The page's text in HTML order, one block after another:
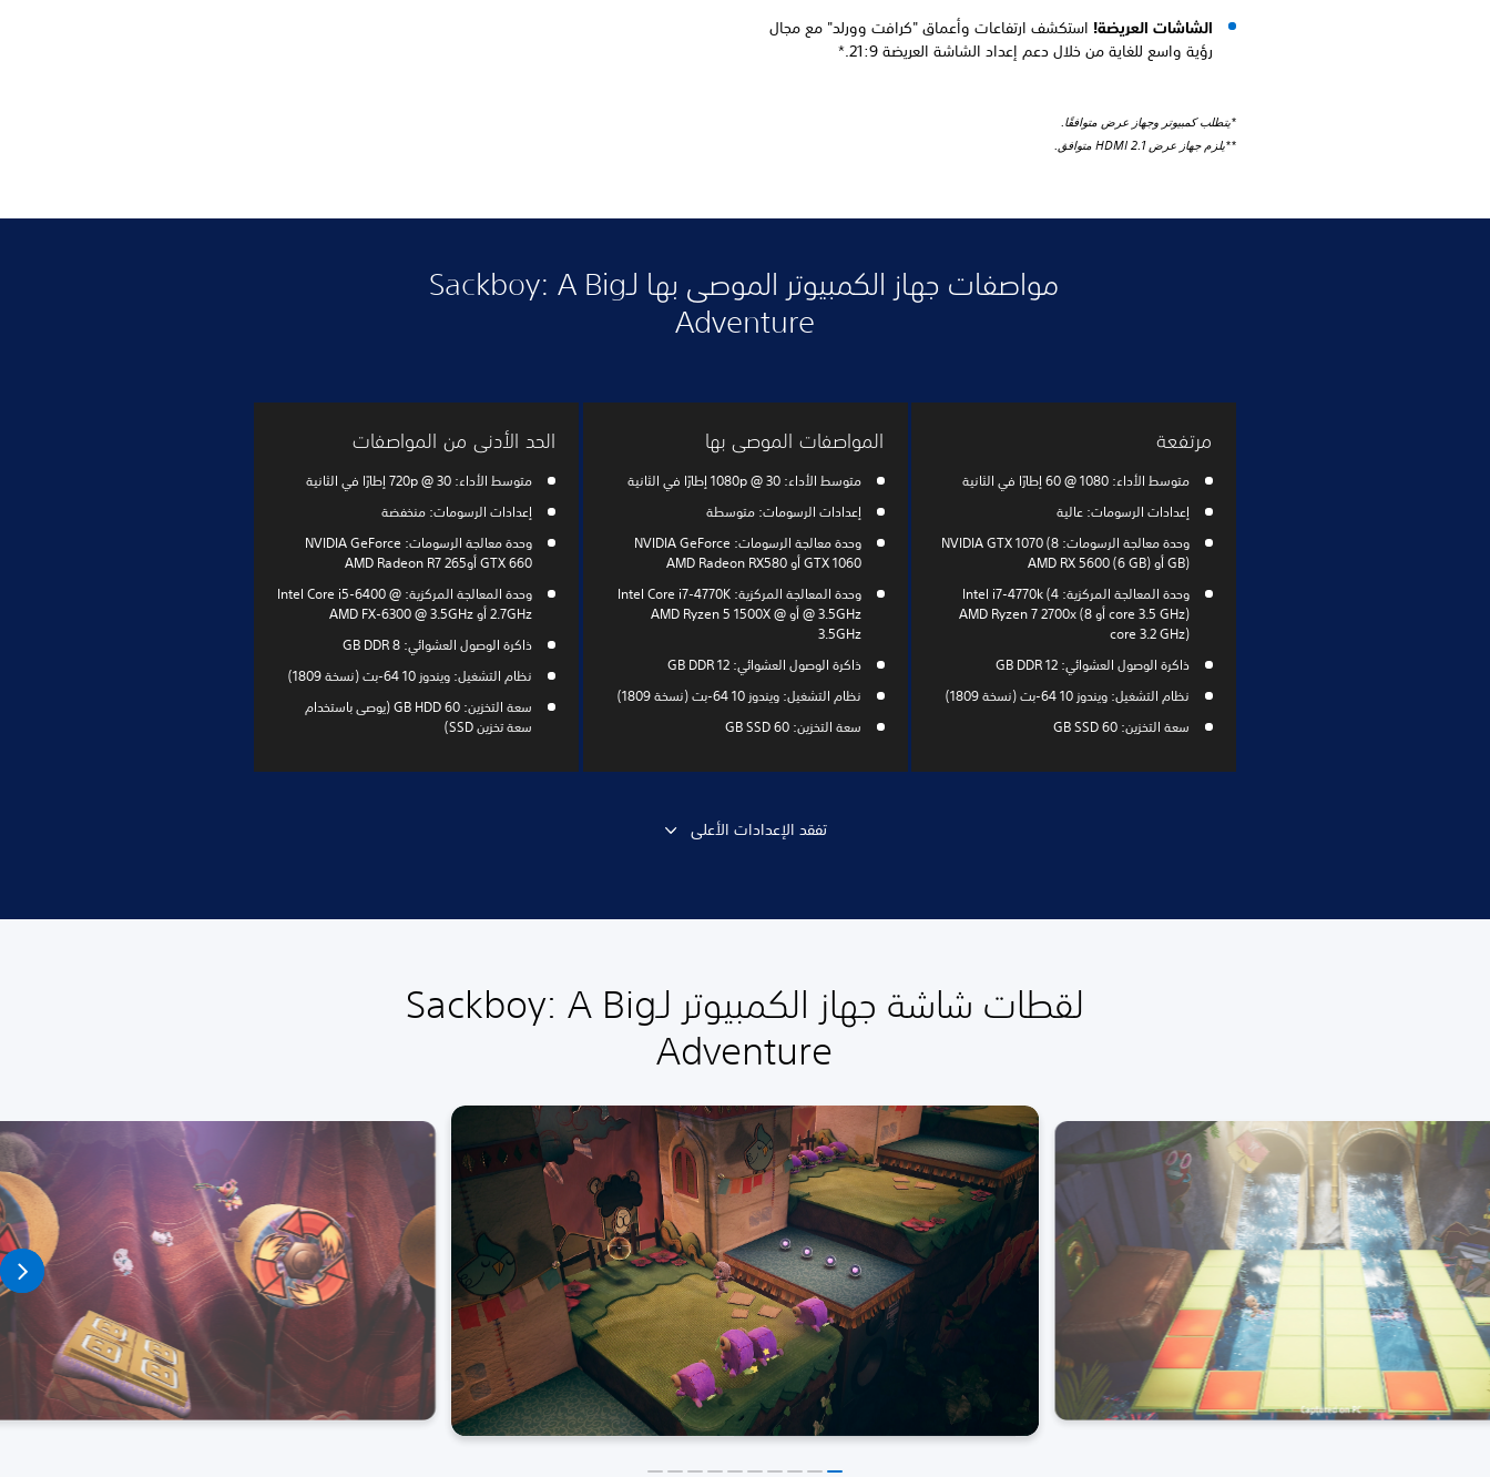
الشاشات العريضة! استكشف ارتفاعات وأعماق "كرافت وورلد" مع مجال
رؤية واسع للغاية من خلال دعم إعداد الشاشة العريضة 21:9.*
*يتطلب كمبيوتر وجهاز عرض متوافقًا.
**يلزم جهاز عرض HDMI 2.1 متوافق.
مواصفات جهاز الكمبيوتر الموصى بها لـSackboy: A Big
Adventure
الحد الأدنى من المواصفات
متوسط الأداء: 720p @ 30 إطارًا في الثانية
إعدادات الرسومات: منخفضة
وحدة معالجة الرسومات: NVIDIA GeForce
GTX 660 أوAMD Radeon R7 265
وحدة المعالجة المركزية: Intel Core i5-6400 @
2.7GHz أو AMD FX-6300 @ 3.5GHz
ذاكرة الوصول العشوائي: 8 GB DDR
نظام التشغيل: ويندوز 10 64-بت (نسخة 1809)
سعة التخزين: 60 GB HDD (يوصى باستخدام
سعة تخزين SSD)
المواصفات الموصى بها
متوسط الأداء: 1080p @ 30 إطارًا في الثانية
إعدادات الرسومات: متوسطة
وحدة معالجة الرسومات: NVIDIA GeForce
GTX 1060 أو AMD Radeon RX580
وحدة المعالجة المركزية: Intel Core i7-4770K
@ 3.5GHz أو AMD Ryzen 5 1500X @
3.5GHz
ذاكرة الوصول العشوائي: 12 GB DDR
نظام التشغيل: ويندوز 10 64-بت (نسخة 1809)
سعة التخزين: 60 GB SSD
مرتفعة
متوسط الأداء: 1080 @ 60 إطارًا في الثانية
إعدادات الرسومات: عالية
وحدة معالجة الرسومات: NVIDIA GTX 1070 (8
GB) أو AMD RX 5600 (6 GB)
وحدة المعالجة المركزية: Intel i7-4770k (4
core 3.5 GHz) أو AMD Ryzen 7 2700x (8
core 3.2 GHz)
ذاكرة الوصول العشوائي: 12 GB DDR
نظام التشغيل: ويندوز 10 64-بت (نسخة 1809)
سعة التخزين: 60 GB SSD
تفقد الإعدادات الأعلى
لقطات شاشة جهاز الكمبيوتر لـSackboy: A Big
Adventure